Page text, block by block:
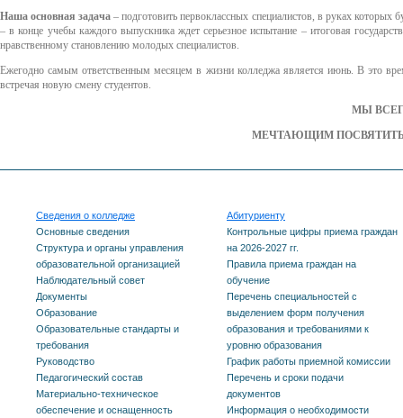
Наша основная задача – подготовить первоклассных специалистов, в руках которых
– в конце учебы каждого выпускника ждет серьезное испытание – итоговая
нравственному становлению молодых специалистов.
Ежегодно самым ответственным месяцем в жизни колледжа является июнь. В это
встречая новую смену студентов.
МЫ
МЕЧТАЮЩИМ
Сведения о колледже
Основные сведения
Структура и органы управления
образовательной организацией
Наблюдательный совет
Документы
Образование
Образовательные стандарты и
требования
Руководство
Педагогический состав
Материально-техническое
обеспечение и оснащенность
Абитуриенту
Контрольные цифры приема граждан
на 2026-2027 гг.
Правила приема граждан на
обучение
Перечень специальностей с
выделением форм получения
образования и требованиями к
уровню образования
График работы приемной комиссии
Перечень и сроки подачи
документов
Информация о необходимости